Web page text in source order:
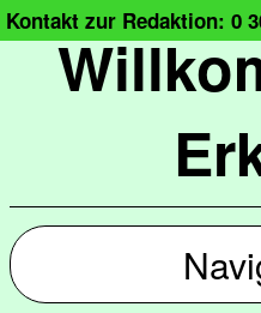
Kontakt zur Redaktion: 0